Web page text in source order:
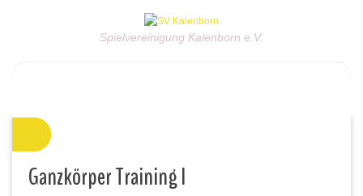
Spielvereinigung Kalenborn e.V.
Ganzkörper Training I